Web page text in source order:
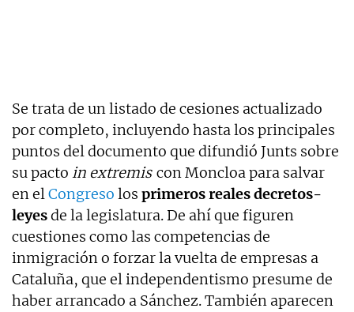
Se trata de un listado de cesiones actualizado
por completo, incluyendo hasta los principales
puntos del documento que difundió Junts sobre
su pacto in extremis con Moncloa para salvar
en elCongreso los primeros reales decretos-
leyesde la legislatura. De ahí que figuren
cuestiones como las competencias de
inmigración o forzar la vuelta de empresas a
Cataluña, que el independentismo presume de
haber arrancado a Sánchez. También aparecen